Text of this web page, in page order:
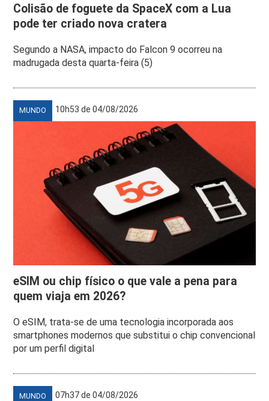
Colisão de foguete da SpaceX com a Lua
pode ter criado nova cratera
Segundo a NASA, impacto do Falcon 9 ocorreu na
madrugada desta quarta-feira (5)
MUNDO 10h53 de 04/08/2026
eSIM ou chip físico o que vale a pena para
quem viaja em 2026?
O eSIM, trata-se de uma tecnologia incorporada aos
smartphones modernos que substitui o chip convencional
por um perfil digital
MUNDO 07h37 de 04/08/2026